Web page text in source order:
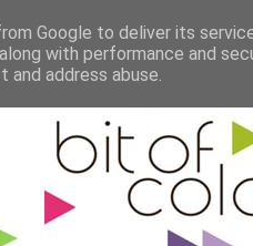
Google to deliver its
with performance and
address abuse.